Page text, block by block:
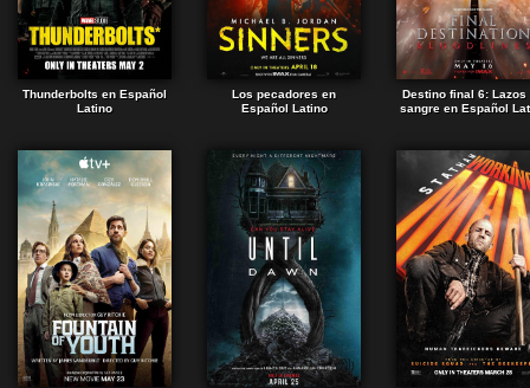
Thunderbolts en Español
Latino
Los pecadores en
Español Latino
Destino final 6: Lazos
sangre en Español